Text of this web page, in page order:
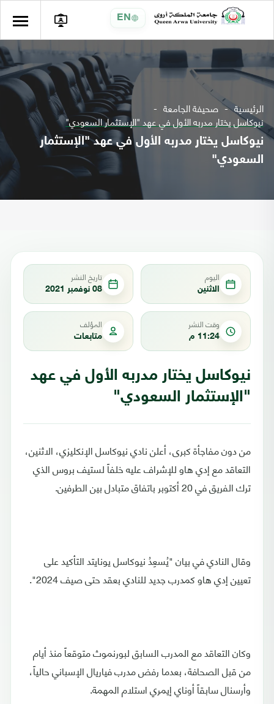
EN
الرئيسية صحيفة الجامعة
نيوكاسل يختار مدربه الأول في عهد "الإستثمار السعودي"
نيوكاسل يختار مدربه الأول في عهد "الإستثمار
السعودي"
اليوم
الاثنين
تاريخ النشر
08 نوفمبر 2021
وقت النشر
11:24 م
المؤلف
متابعات
نيوكاسل يختار مدربه الأول في عهد
"الإستثمار السعودي"
من دون مفاجأة كبرى، أعلن نادي نيوكاسل الإنكليزي، الاثنين،
التعاقد مع إدي هاو للإشراف عليه خلفاً لستيف بروس الذي
ترك الفريق في 20 أكتوبر باتفاق متبادل بين الطرفين.
وقال النادي في بيان "يُسعِدُ نيوكاسل يونايتد التأكيد على
تعيين إدي هاو كمدرب جديد للنادي بعقد حتى صيف 2024".
وكان التعاقد مع المدرب السابق لبورنموث متوقعاً منذ أيام
من قبل الصحافة، بعدما رفض مدرب فياريال الإسباني حالياً،
وأرسنال سابقاً أوناي إيمري استلام المهمة.